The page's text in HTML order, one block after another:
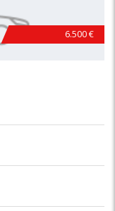
6.500 €